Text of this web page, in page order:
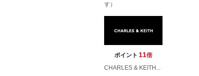
す）
ポイント 11倍
CHARLES & KEITH...